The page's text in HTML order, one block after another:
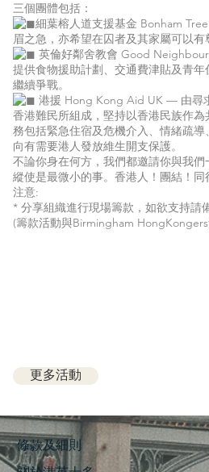
三個團體包括：
細葉榕人道支援基金 Bonham
眉之急，亦希望在囚者及其家屬可以有
英倫好鄰舍教會 Good
提供食物援助計劃、交通費津貼及青
繼續爭戰。
港援 Hong Kong Aid UK — 由尋
香港難民所組成，堅持以香港民族作
務包括緊急住宿及危機介入、情緒疏
向有需要港人發放維生開支保護。
不論你身在何方，我們都邀請你與我們
縱使是最微小的事。香港人！團結！同
注意:
* 分享組織進行現場籌款，如欲支持請
(籌款活動與Birmingham
更多活動
​條款及細則